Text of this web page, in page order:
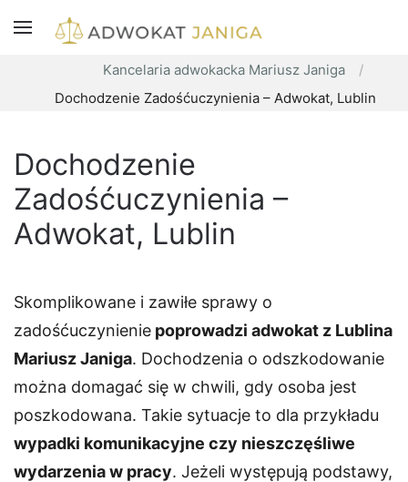
Kancelaria adwokacka Mariusz Janiga
Dochodzenie Zadośćuczynienia – Adwokat, Lublin
Dochodzenie
Zadośćuczynienia –
Adwokat, Lublin
Skomplikowane i zawiłe sprawy o
zadośćuczynienie poprowadzi adwokat z Lublina
Mariusz Janiga. Dochodzenia o odszkodowanie
można domagać się w chwili, gdy osoba jest
poszkodowana. Takie sytuacje to dla przykładu
wypadki komunikacyjne czy nieszczęśliwe
wydarzenia w pracy. Jeżeli występują podstawy,